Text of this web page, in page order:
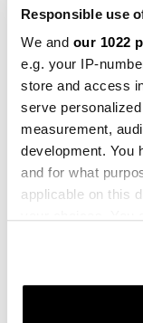
Responsible use
We and our 1022
e.g. your IP-
store and access
serve
measurement,
development. You
and for what
applicable on this
If you allow, we
BiH